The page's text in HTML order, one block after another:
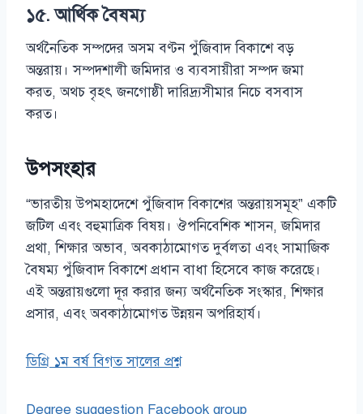
১৫. আর্থিক বৈষম্য
অর্থনৈতিক সম্পদের অসম বণ্টন পুঁজিবাদ বিকাশে বড়
অন্তরায়। সম্পদশালী জমিদার ও ব্যবসায়ীরা সম্পদ জমা
করত, অথচ বৃহৎ জনগোষ্ঠী দারিদ্র্যসীমার নিচে বসবাস
করত।
উপসংহার
“ভারতীয় উপমহাদেশে পুঁজিবাদ বিকাশের অন্তরায়সমূহ” একটি
জটিল এবং বহুমাত্রিক বিষয়। ঔপনিবেশিক শাসন, জমিদার
প্রথা, শিক্ষার অভাব, অবকাঠামোগত দুর্বলতা এবং সামাজিক
বৈষম্য পুঁজিবাদ বিকাশে প্রধান বাধা হিসেবে কাজ করেছে।
এই অন্তরায়গুলো দূর করার জন্য অর্থনৈতিক সংস্কার, শিক্ষার
প্রসার, এবং অবকাঠামোগত উন্নয়ন অপরিহার্য।
ডিগ্রি ১ম বর্ষ বিগত সালের প্রশ্ন
Degree suggestion Facebook group